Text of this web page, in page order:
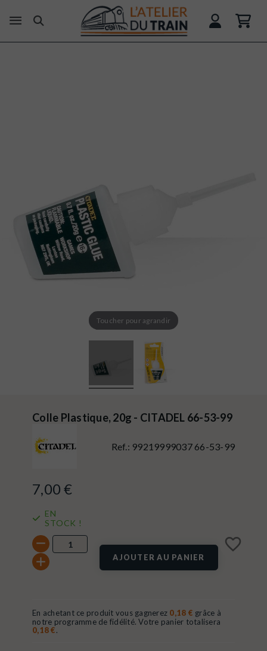
Toucher pour agrandir
Colle Plastique, 20g - CITADEL 66-53-99
Ref.: 99219999037 66-53-99
7,00 €
EN
STOCK !
AJOUTER AU PANIER
favorite_border
En achetant ce produit vous gagnerez 0,18 € grâce à
notre programme de fidélité. Votre panier totalisera
0,18 €.